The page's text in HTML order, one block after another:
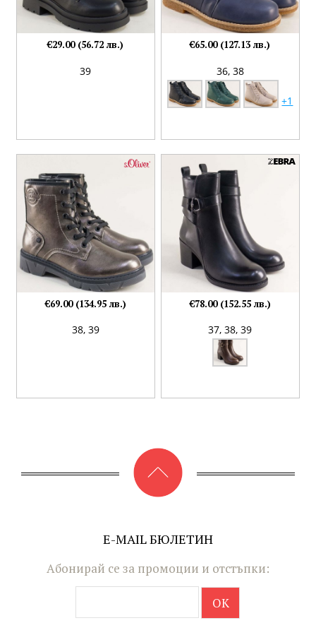
39
€29.00 (56.72 лв.)
36, 38
+1
€65.00 (127.13 лв.)
38, 39
€69.00 (134.95 лв.)
37,38,39
€78.00 (152.55 лв.)
E-MAIL БЮЛЕТИН
Абонирай се за промоции и отстъпки: